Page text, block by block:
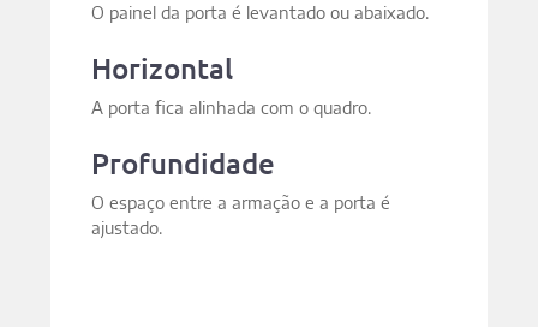
O painel da porta é levantado ou abaixado.
Horizontal
A porta fica alinhada com o quadro.
Profundidade
O espaço entre a armação e a porta é
ajustado.